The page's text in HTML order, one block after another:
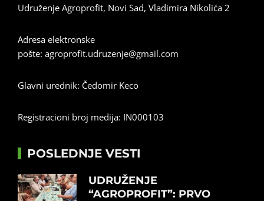
Udruženje Agroprofit, Novi Sad, Vladimira Nikolića 2
Adresa elektronske
pošte: agroprofit.udruzenje@gmail.com
Glavni urednik: Čedomir Keco
Registracioni broj medija: IN000103
POSLEDNJE VESTI
UDRUŽENJE
“AGROPROFIT”: PRVO